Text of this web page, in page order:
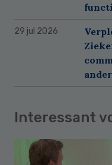
29 jul 2026
Interessant